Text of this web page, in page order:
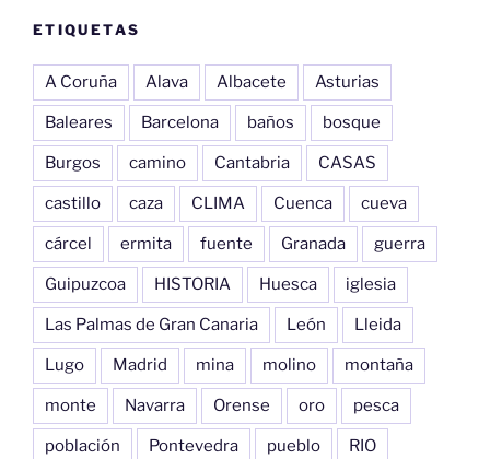
ETIQUETAS
A Coruña Alava Albacete Asturias
Baleares Barcelona baños bosque
Burgos camino Cantabria CASAS
castillo caza CLIMA Cuenca cueva
cárcel ermita fuente Granada guerra
Guipuzcoa HISTORIA Huesca iglesia
Las Palmas de Gran Canaria León Lleida
Lugo Madrid mina molino montaña
monte Navarra Orense oro pesca
población Pontevedra pueblo RIO